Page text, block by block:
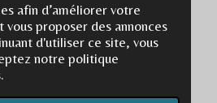
afin d’améliorer votre
proposer des annonces
d'utiliser ce site, vous
notre politique
t
s
A
p